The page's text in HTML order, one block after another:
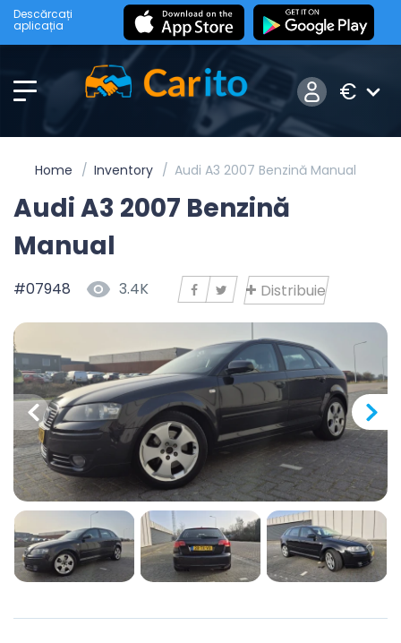
Descărcați
aplicația
€
Home Inventory Audi A3 2007 Benzină Manual
Audi A3 2007 Benzină
Manual
#07948 3.4K Distribuie